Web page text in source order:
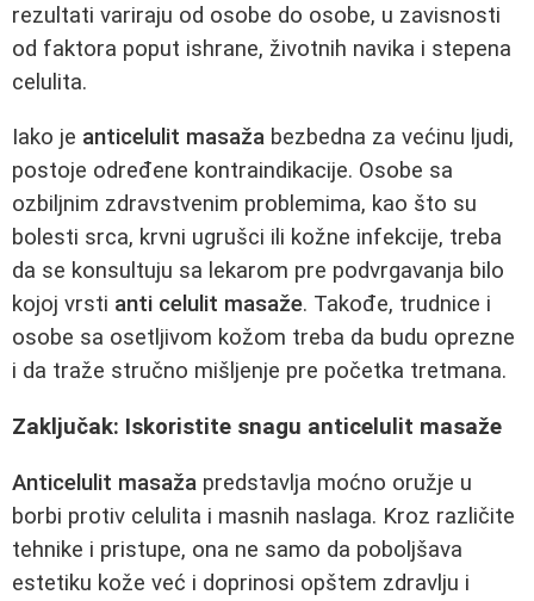
rezultati variraju od osobe do osobe, u zavisnosti
od faktora poput ishrane, životnih navika i stepena
celulita.
Iako je anticelulit masaža bezbedna za većinu ljudi,
postoje određene kontraindikacije. Osobe sa
ozbiljnim zdravstvenim problemima, kao što su
bolesti srca, krvni ugrušci ili kožne infekcije, treba
da se konsultuju sa lekarom pre podvrgavanja bilo
kojoj vrsti anti celulit masaže. Takođe, trudnice i
osobe sa osetljivom kožom treba da budu oprezne
i da traže stručno mišljenje pre početka tretmana.
Zaključak: Iskoristite snagu anticelulit masaže
Anticelulit masaža predstavlja moćno oružje u
borbi protiv celulita i masnih naslaga. Kroz različite
tehnike i pristupe, ona ne samo da poboljšava
estetiku kože već i doprinosi opštem zdravlju i